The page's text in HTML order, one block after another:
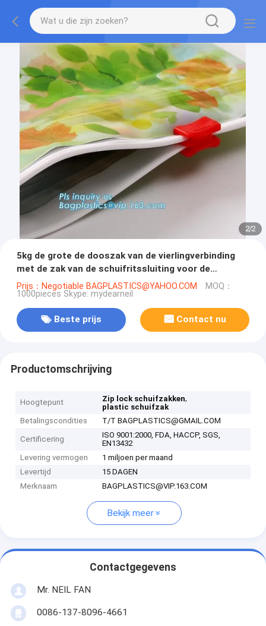
2/2
5kg de grote de dooszak van de vierlingverbinding
met de zak van de schuifritssluiting voor de
verpakking van het hondvoedsel voor huisdieren,
staat de Verpakkende Zak van het Hondevoervoer
met op
Prijs：Negotiable BAGPLASTICS@YAHOO.COM MOQ：
1000pieces Skype: mydearneil
Beste prijs Contact nu
Productomschrijving
Hoogtepunt Zip lock schuifzakken,
plastic schuifzak
Betalingscondities
T/T BAGPLASTICS@GMAIL.COM
Certificering
ISO 9001:2000, FDA, HACCP, SGS,
EN13432
Levering vermogen
1 miljoen per maand
Levertijd
15 DAGEN
Merknaam
BAGPLASTICS@VIP.163.COM
Bekijk meer
Contactgegevens
Mr. NEIL FAN
0086-137-8096-4661